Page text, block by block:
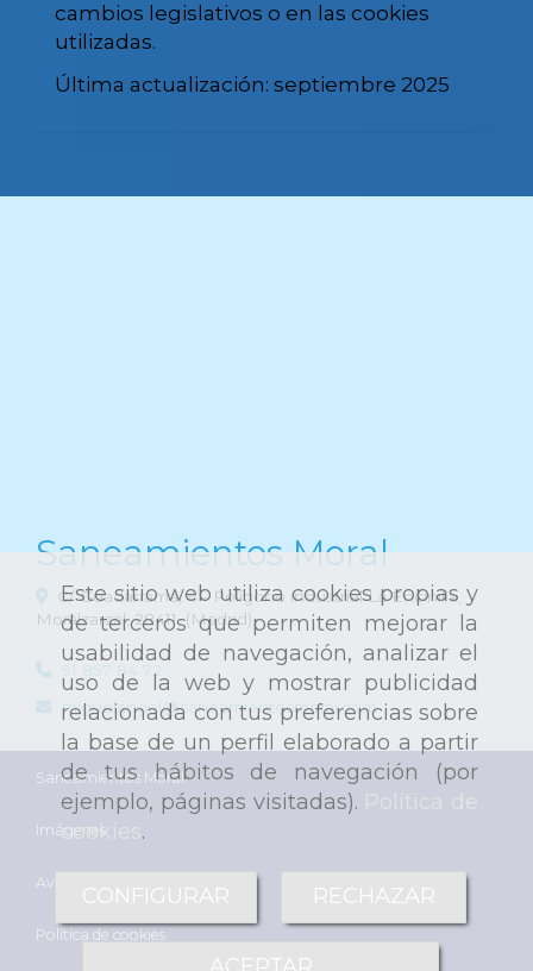
Este sitio web utiliza cookies propias y
de terceros que permiten mejorar la
usabilidad de navegación, analizar el
uso de la web y mostrar publicidad
relacionada con tus preferencias sobre
la base de un perfil elaborado a partir
de tus hábitos de navegación (por
ejemplo, páginas visitadas).
cookies .
CONFIGURAR RECHAZAR
cambios legislativos o en las cookies
utilizadas.
Última actualización: septiembre 2025
Saneamientos Moral
C/ Guadarrama, 4 - Polígono industrial La Encinilla,
Moralzarzal,28411,(Madrid)
91 857 84 72
miguelangel
saneamientosmoral.com
Saneamientos Moral
Imágenes
Aviso Legal
Política de cookies